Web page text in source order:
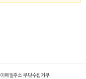
이메일주소 무단수집거부